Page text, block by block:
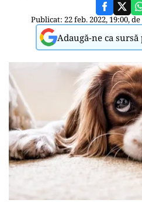
Publicat: 22 feb. 2022, 19:00, de
Adaugă-ne ca